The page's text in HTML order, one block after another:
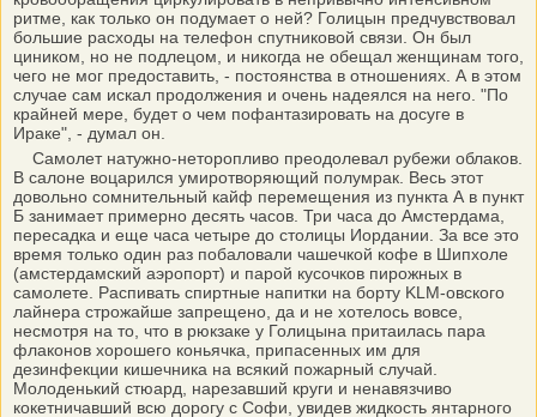
ритме, как только он подумает о ней? Голицын предчувствовал
большие расходы на телефон спутниковой связи. Он был
циником, но не подлецом, и никогда не обещал женщинам того,
чего не мог предоставить, - постоянства в отношениях. А в этом
случае сам искал продолжения и очень надеялся на него. "По
крайней мере, будет о чем пофантазировать на досуге в
Ираке", - думал он.
Самолет натужно-неторопливо преодолевал рубежи облаков.
В салоне воцарился умиротворяющий полумрак. Весь этот
довольно сомнительный кайф перемещения из пункта А в пункт
Б занимает примерно десять часов. Три часа до Амстердама,
пересадка и еще часа четыре до столицы Иордании. За все это
время только один раз побаловали чашечкой кофе в Шипхоле
(амстердамский аэропорт) и парой кусочков пирожных в
самолете. Распивать спиртные напитки на борту KLM-овского
лайнера строжайше запрещено, да и не хотелось вовсе,
несмотря на то, что в рюкзаке у Голицына притаилась пара
флаконов хорошего коньячка, припасенных им для
дезинфекции кишечника на всякий пожарный случай.
Молоденький стюард, нарезавший круги и ненавязчиво
кокетничавший всю дорогу с Софи, увидев жидкость янтарного